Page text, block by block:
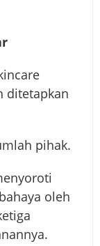
ditetapkan
pihak.
oleh